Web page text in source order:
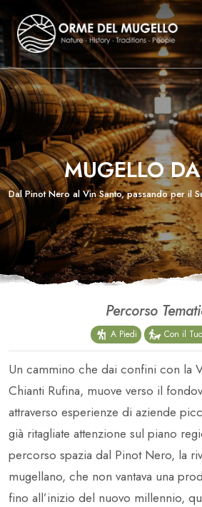
Le Orme Del Mugello
Il Mugello
Percorsi
Itinerari
Organizza Il Tuo Mugello
Storie
Testimonianze
News Ed Eventi
Inglese
MUGELLO
Dal Pinot Nero al Vin Santo, passando per il
Percorso
A Piedi Con il
Un cammino che dai confini con la
Chianti Rufina, muove verso il
attraverso esperienze di aziende
già ritagliate attenzione sul piano
percorso spazia dal Pinot Nero, la
mugellano, che non vantava una
fino all’inizio del nuovo millennio,